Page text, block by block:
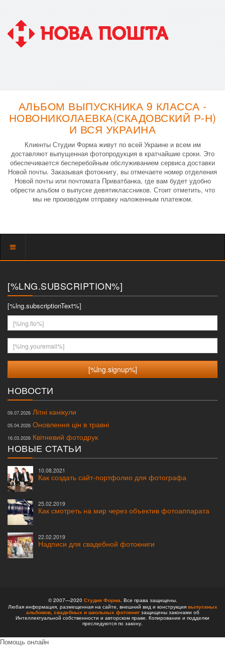
АЛЬБОМ ВЫПУСКНИКА 9 КЛАССА -
НОВОНИКОЛАЕВКА(СКАДОВСКИЙ Р-Н)
И ВСЯ УКРАИНА
Клиенты Студии Форма живут по всей Украине и всем им
доставляют выпущенная фотопродукция в кратчайшие сроки. Это
обеспечивается бесперебойным обслуживанием сервиса доставки
Новой почты. Заказывая фотокнигу, вы отмечаете номер отделения
Новой почты или почтомата Приватбанка, где вам будет удобно
обрести альбом о выпуске девятиклассников. Стоит отметить, что
мы не производим отправку наложенным платежом.
Показать
[%LNG.SUBSCRIPTION%]
[%lng.subscriptionText%]
[%lng.fio%]
[%lng.youremail%]
НОВОСТИ
09.07.2026 Літні канікули
05.04.2026 Оновлення цін в травні
16.03.2026 Квітневий фотодрук
НОВЫЕ СТАТЬИ
10.08.2021
Как создать сайт-портфолио для фотографа
25.02.2019
Как смотреть на мир через объектив фотоаппарата
22.02.2019
Надписи для свадебной фотокниги
© 2007—2020 Студия Форма. Все права защищены.
Любая информация, размещенная на сайте, внешний вид и конструкция выпускных
альбомов, свадебных и школьных фотокнигзащищены законами об
Интеллектуальной собственности и авторском праве. Копирование и подделки
преследуются по закону.
Помощь онлайн